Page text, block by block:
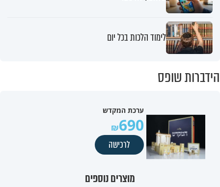
לימוד הלכות בכל יום
הידברות שופס
ערכת המקדש
690
לרכישה
מוצרים נוספים